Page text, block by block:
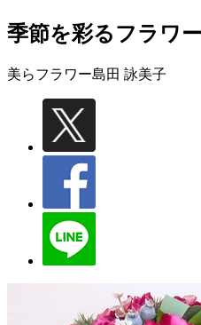
季節を彩るフラワ
美らフラワー島田 詠美子